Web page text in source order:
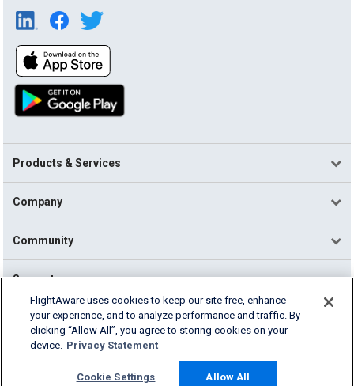
Products & Services
Company
Community
Support
English (USA)
2026 FlightAware
Cookie Settings
FlightAware uses cookies to keep our site free, enhance
your experience, and to analyze performance and traffic. By
clicking “Allow All”, you agree to storing cookies on your
device. Privacy Statement
Cookie Settings Allow All